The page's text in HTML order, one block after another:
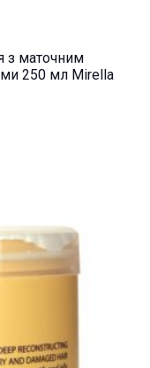
з маточним
250 мл Mirella